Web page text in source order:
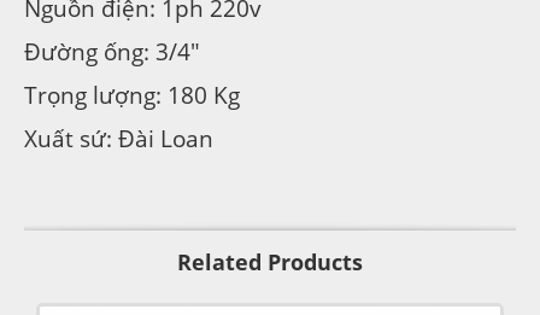
Nguồn điện: 1ph 220v
Đường ống: 3/4″
Trọng lượng: 180 Kg
Xuất sứ: Đài Loan
Related Products